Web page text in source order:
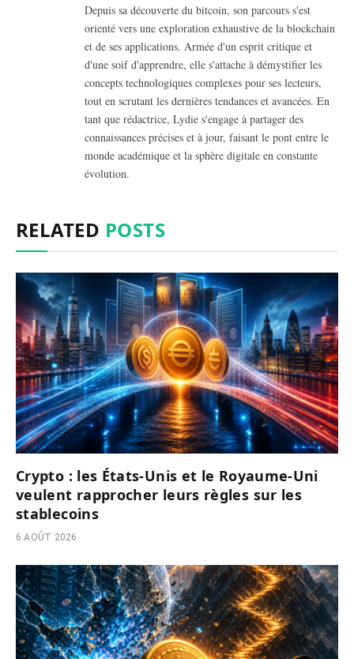
Depuis sa découverte du bitcoin, son parcours s'est
orienté vers une exploration exhaustive de la blockchain
et de ses applications. Armée d'un esprit critique et
d'une soif d'apprendre, elle s'attache à démystifier les
concepts technologiques complexes pour ses lecteurs,
tout en scrutant les dernières tendances et avancées. En
tant que rédactrice, Lydie s'engage à partager des
connaissances précises et à jour, faisant le pont entre le
monde académique et la sphère digitale en constante
évolution.
RELATED POSTS
Crypto : les États-Unis et le Royaume-Uni
veulent rapprocher leurs règles sur les
stablecoins
6 AOÛT 2026